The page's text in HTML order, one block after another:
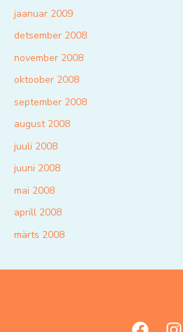
jaanuar 2009
detsember 2008
november 2008
oktoober 2008
september 2008
august 2008
juuli 2008
juuni 2008
mai 2008
aprill 2008
märts 2008